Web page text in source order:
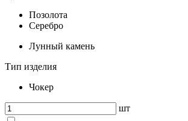
Позолота
Серебро
Лунный камень
Тип изделия
Чокер
шт